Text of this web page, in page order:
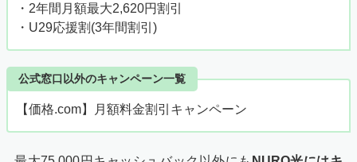
・2年間月額最大2,620円割引
・U29応援割(3年間割引)
公式窓口以外のキャンペーン一覧
【価格.com】月額料金割引キャンペーン